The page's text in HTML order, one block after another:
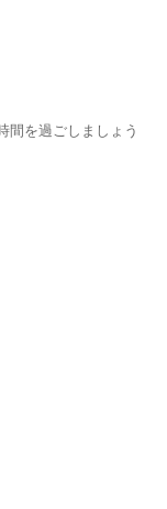
間を過ごしましょう